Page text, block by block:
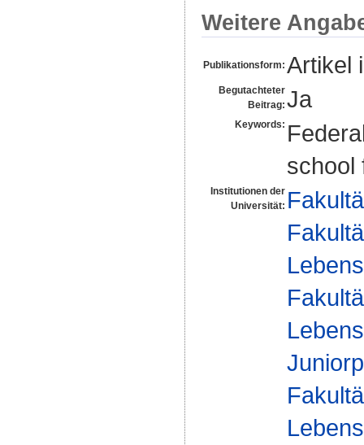
Weitere
Publikationsform: Artikel
Begutachteter
Beitrag: Ja
Keywords:
school
Institutionen der
Universität: